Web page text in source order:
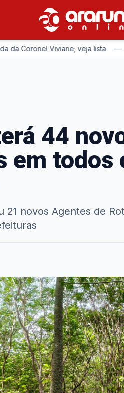
Viviane; veja lista —
44
em todos
21 novos Agentes de